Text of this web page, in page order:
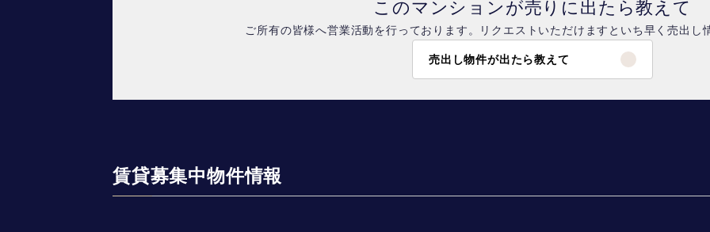
このマンションが売りに出たら教えて
ご所有の皆様へ営業活動を行っております。リクエストいただけますといち早く売出し
売出し物件が出たら教えて
賃貸募集中物件情報